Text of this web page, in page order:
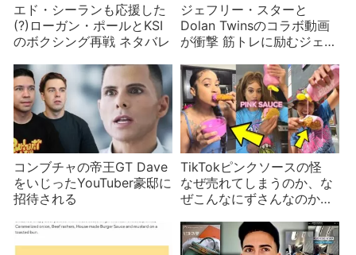
エド・シーランも応援した
(?)ローガン・ポールとKSI
のボクシング再戦 ネタバレ
ジェフリー・スターと
Dolan Twinsのコラボ動画
が衝撃 筋トレに励むジェフ
兄弟
コンブチャの帝王GT Dave
をいじったYouTuber豪邸に
招待される
TikTokピンクソースの怪
なぜ売れてしまうのか、な
ぜこんなにずさんなのか、